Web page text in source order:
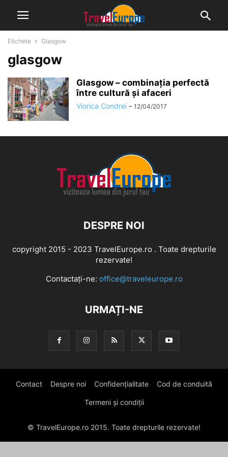
Etichete Glasgow
glasgow
Glasgow – combinația perfectă
între cultură și afaceri
Viorica Condrei - 12/04/2017
DESPRE NOI
copyright 2015 - 2023 TravelEurope.ro . Toate drepturile
rezervate!
Contactați-ne: office@traveleurope.ro
URMAȚI-NE
Contact Despre noi Confidențialitate Cod de conduită
Termeni și condiții
© TravelEurope.ro 2015. Toate drepturile rezervate!